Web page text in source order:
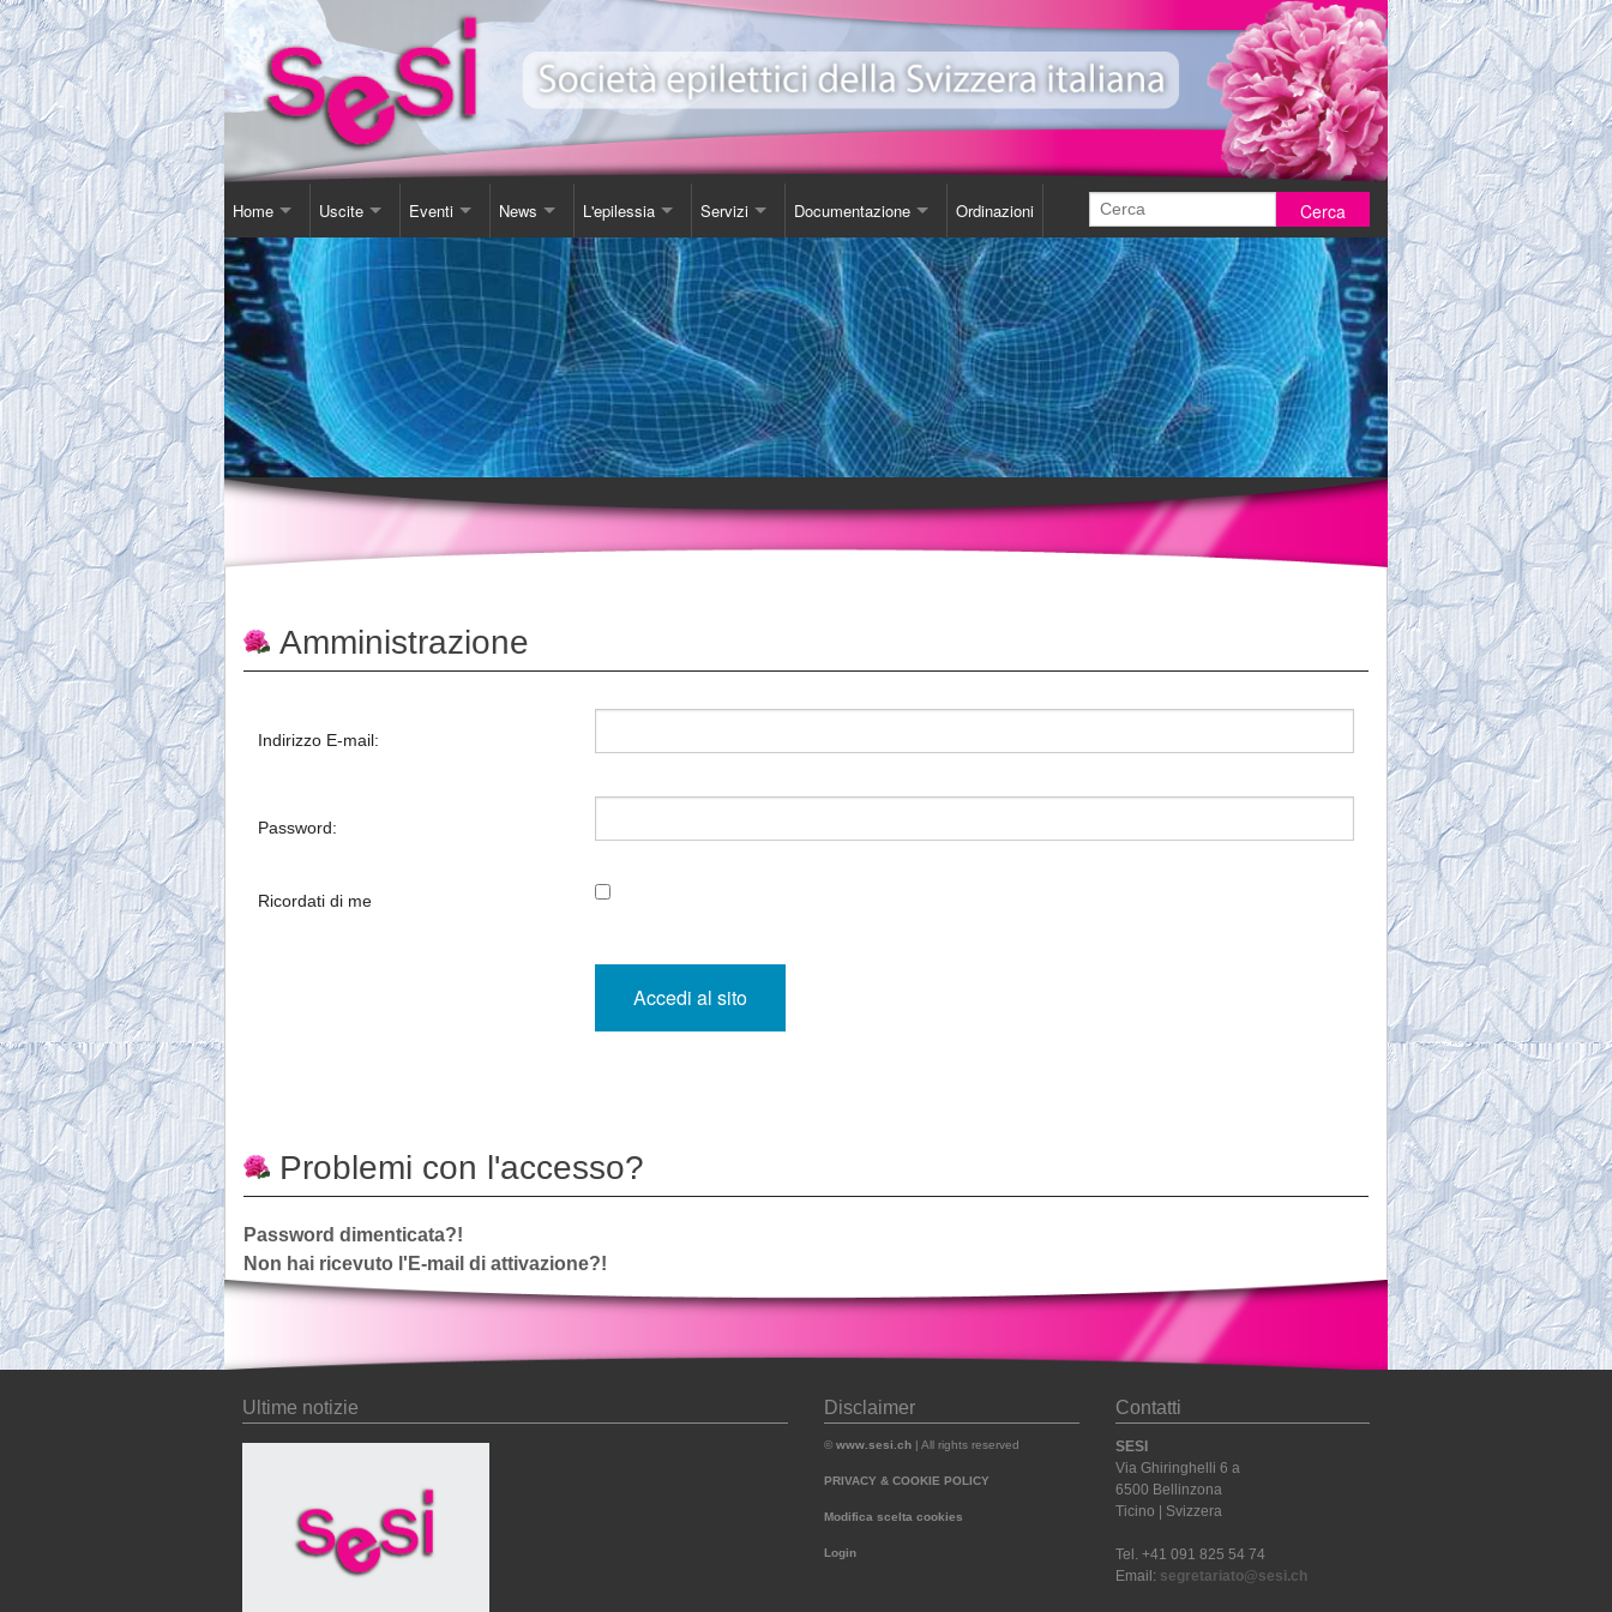
Home
Contatti
Chi Siamo
Comitato
Tassa Sociale
Statuto
Uscite
Corso Soggiorno
Gita Autunnale
Incontri in Piscina
Altro
Eventi
Giornata Inter-Nazionale Epilessia
Corsi e conferenze
Video Presentazione EeXpPiO
Sensibilizzazione
Teatro
News
Comunicazioni
Agenda
Esposizione sull'epilessia
Novita'
L'epilessia
Come Comportarsi
Servizi
Consulenza
Luoghi d'incontro
Biblioteca
Videoteca
Carta SOS
Documentazione
Libro
Studi
DVD
Opuscoli
Ordinazioni
Ordinazioni
Amministrazione
Indirizzo E-mail:
Password:
Ricordati di me
Problemi con l'accesso?
Password dimenticata?!
Non hai ricevuto l'E-mail di attivazione?!
Ultime notizie Disclaimer
© www.sesi.ch | All rights reserved
PRIVACY & COOKIE POLICY
Modifica scelta cookies
Login
Contatti
SESI
Via Ghiringhelli 6 a
6500 Bellinzona
Ticino | Svizzera
Tel. +41 091 825 54 74
Email: segretariato@sesi.ch